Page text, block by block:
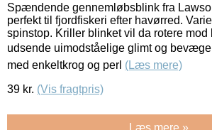
Spændende gennemløbsblink fra
perfekt til fjordfiskeri efter havørred.
spinstop. Kriller blinket vil da rotere mod
udsende uimodståelige glimt og
med enkeltkrog og perl (Læs mere)
39 kr. (Vis fragtpris)
Læs mere »